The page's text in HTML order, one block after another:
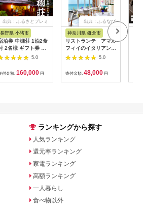
出典：ふるさとプレミ
長野県 小諸市
泊券 中棚荘 1泊2食
2名様 ギフト券 チ
ケット 券 宿泊 旅行
5.0
付金額: 160,000 円
出典：ふるなび
神奈川県 鎌倉市
リストランテ アマル
フィイのイタリアンデ
ィナーコースA ペア
5.0
寄付金額: 48,000 円
ランキングから探す
人気ランキング
還元率ランキング
家電ランキング
高額ランキング
一人暮らし
食べ物以外